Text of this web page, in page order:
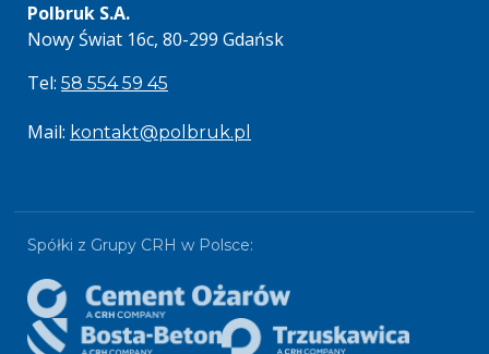
Polbruk S.A.
Nowy Świat 16c, 80-299 Gdańsk
Tel: 58 554 59 45
Mail: kontakt@polbruk.pl
Spółki z Grupy CRH w Polsce: